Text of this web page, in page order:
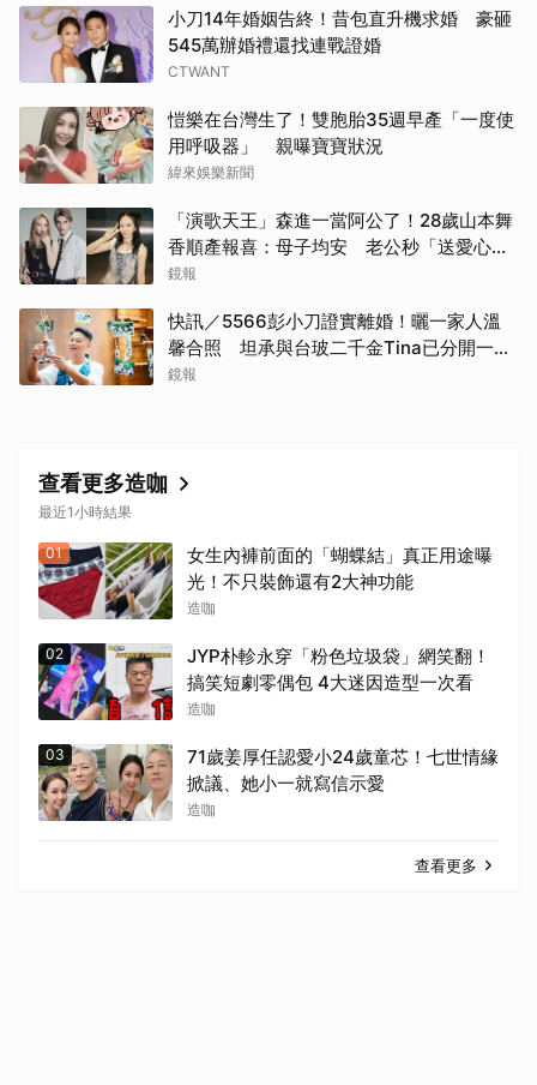
小刀14年婚姻告終！昔包直升機求婚 豪砸
545萬辦婚禮還找連戰證婚
CTWANT
愷樂在台灣生了！雙胞胎35週早產「一度使
用呼吸器」 親曝寶寶狀況
緯來娛樂新聞
「演歌天王」森進一當阿公了！28歲山本舞
香順產報喜：母子均安 老公秒「送愛心」
閃炸
鏡報
快訊／5566彭小刀證實離婚！曬一家人溫
馨合照 坦承與台玻二千金Tina已分開一段
時間
鏡報
查看更多造咖
最近1小時結果
01
女生內褲前面的「蝴蝶結」真正用途曝
光！不只裝飾還有2大神功能
造咖
02
JYP朴軫永穿「粉色垃圾袋」網笑翻！
搞笑短劇零偶包 4大迷因造型一次看
造咖
03
71歲姜厚任認愛小24歲童芯！七世情緣
掀議、她小一就寫信示愛
造咖
查看更多